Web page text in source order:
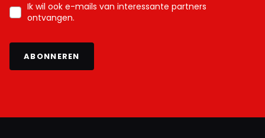
Ik wil ook e-mails van interessante partners
ontvangen.
ABONNEREN